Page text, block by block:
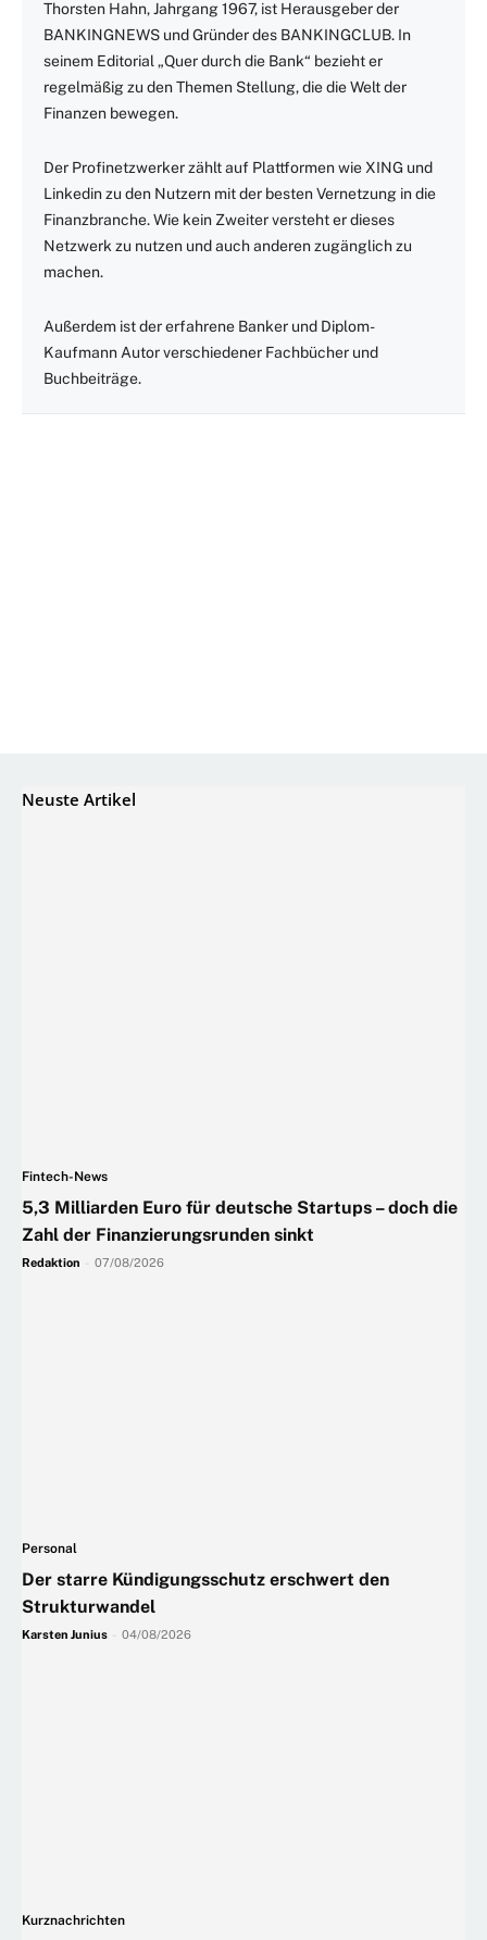
Thorsten Hahn, Jahrgang 1967, ist Herausgeber der
BANKINGNEWS und Gründer des BANKINGCLUB. In
seinem Editorial „Quer durch die Bank“ bezieht er
regelmäßig zu den Themen Stellung, die die Welt der
Finanzen bewegen.
Der Profinetzwerker zählt auf Plattformen wie XING und
Linkedin zu den Nutzern mit der besten Vernetzung in die
Finanzbranche. Wie kein Zweiter versteht er dieses
Netzwerk zu nutzen und auch anderen zugänglich zu
machen.
Außerdem ist der erfahrene Banker und Diplom-
Kaufmann Autor verschiedener Fachbücher und
Buchbeiträge.
Neuste Artikel
Fintech-News
5,3 Milliarden Euro für deutsche Startups – doch die
Zahl der Finanzierungsrunden sinkt
Redaktion 07/08/2026
Personal
Der starre Kündigungsschutz erschwert den
Strukturwandel
Karsten Junius 04/08/2026
Kurznachrichten